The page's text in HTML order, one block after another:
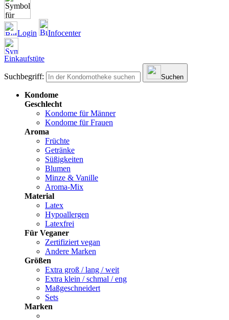
Login Infocenter
Einkaufstüte
Suchbegriff: Suchen
Kondome
Geschlecht
Kondome für Männer
Kondome für Frauen
Aroma
Früchte
Getränke
Süßigkeiten
Blumen
Minze & Vanille
Aroma-Mix
Material
Latex
Hypoallergen
Latexfrei
Für Veganer
Zertifiziert vegan
Andere Marken
Größen
Extra groß / lang / weit
Extra klein / schmal / eng
Maßgeschneidert
Sets
Marken